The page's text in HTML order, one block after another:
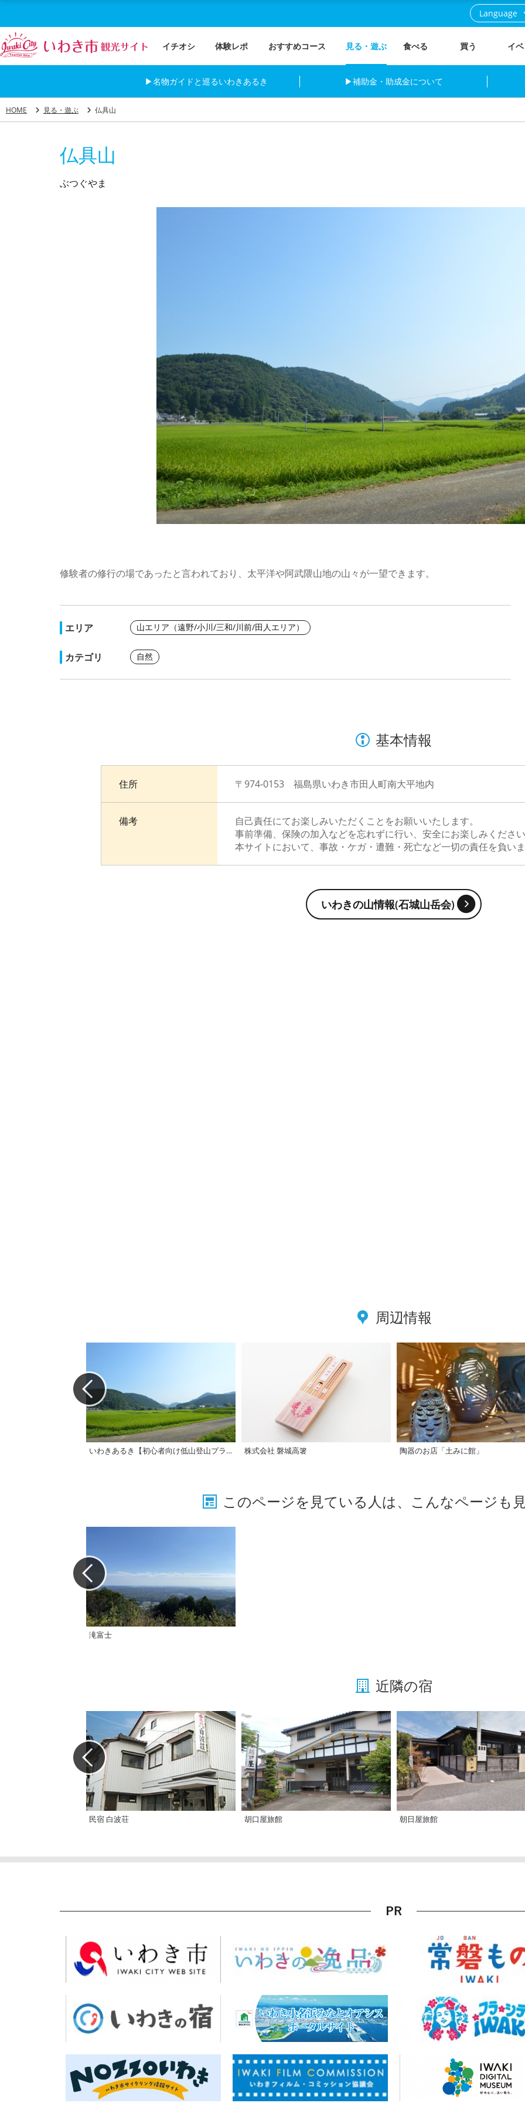
Language
イチオシ 体験レポ おすすめコース 見る・遊ぶ 食べる 買う イ
▶名物ガイドと巡るいわきあるき ▶補助金・助成金について
HOME 見る・遊ぶ 仏具山
仏具山
ぶつぐやま
修験者の修行の場であったと言われており、太平洋や阿武隈山地の山々が一望できます。
エリア 山エリア（遠野/小川/三和/川前/田人エリア）
カテゴリ 自然
基本情報
住所 〒974-0153 福島県いわき市田人町南大平地内
備考
自己責任にてお楽しみいただくことをお願いいたします。
事前準備、保険の加入などを忘れずに行い、安全にお楽しみください
本サイトにおいて、事故・ケガ・遭難・死亡など一切の責任を負いま
いわきの山情報(石城山岳会)
周辺情報
いわきあるき【初心者向け低山登山プラン】仏具山登山《要事前申込》 株式会社 磐城高箸 陶器のお店「土みに館」
このページを見ている人は、こんなページも
滝富士
近隣の宿
民宿 白波荘 胡口屋旅館 朝日屋旅館